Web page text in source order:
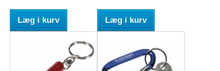
Læg i kurv Læg i kurv